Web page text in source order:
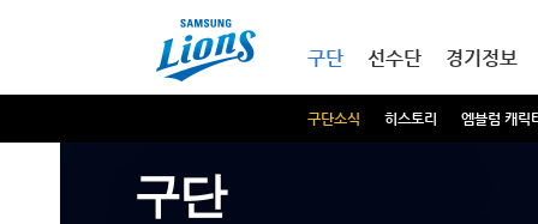
구단
구단소식 히스토리 엠블럼 캐릭
선수단 경기정보
구단